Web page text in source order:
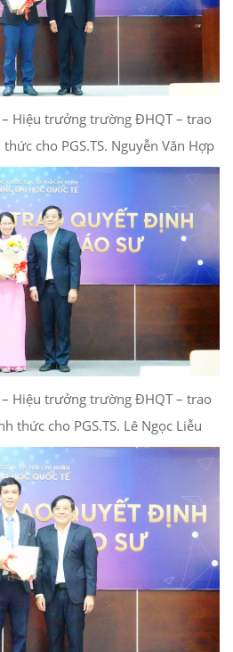
– Hiệu trưởng trường ĐHQT – trao
cho PGS.TS. Nguyễn Văn Hợp
– Hiệu trưởng trường ĐHQT – trao
thức cho PGS.TS. Lê Ngọc Liễu